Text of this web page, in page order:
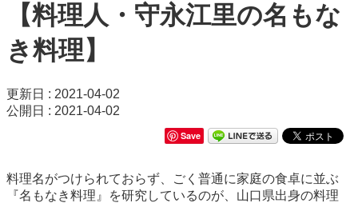
【料理人・守永江里の名もな
き料理】
更新日 : 2021-04-02
公開日 : 2021-04-02
Save
料理名がつけられておらず、ごく普通に家庭の食卓に並ぶ
『名もなき料理』を研究しているのが、山口県出身の料理